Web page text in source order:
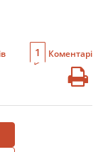
1 Коментарі